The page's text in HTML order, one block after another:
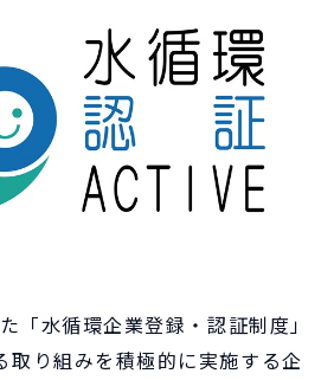
「水循環企業登録・認証制度」
取り組みを積極的に実施する企